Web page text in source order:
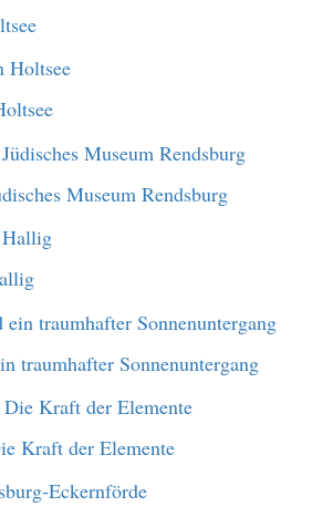
Museum Rendsburg
traumhafter Sonnenuntergang
Kraft der Elemente